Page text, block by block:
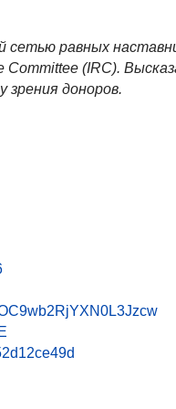
сетью равных
Committee (IRC).
доноров.